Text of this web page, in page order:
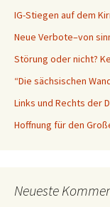
IG-Stiegen auf dem
Neue Verbote–von
Störung oder nicht?
“Die sächsischen
Links und Rechts der
Hoffnung für den
Neueste